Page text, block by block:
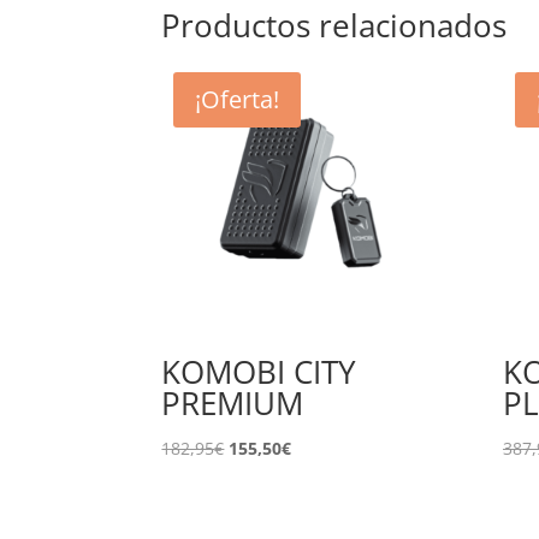
Productos relacionados
¡Oferta!
KOMOBI CITY
PREMIUM
182,95€ El
155,50€El